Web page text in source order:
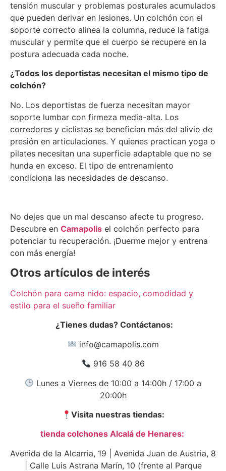
tensión muscular y problemas posturales acumulados
que pueden derivar en lesiones. Un colchón con el
soporte correcto alinea la columna, reduce la fatiga
muscular y permite que el cuerpo se recupere en la
postura adecuada cada noche.
¿Todos los deportistas necesitan el mismo tipo de
colchón?
No. Los deportistas de fuerza necesitan mayor
soporte lumbar con firmeza media-alta. Los
corredores y ciclistas se benefician más del alivio de
presión en articulaciones. Y quienes practican yoga o
pilates necesitan una superficie adaptable que no se
hunda en exceso. El tipo de entrenamiento
condiciona las necesidades de descanso.
No dejes que un mal descanso afecte tu progreso.
Descubre en Camapolis el colchón perfecto para
potenciar tu recuperación. ¡Duerme mejor y entrena
con más energía!
Otros artículos de interés
Colchón para cama nido: espacio, comodidad y
estilo para el sueño familiar
¿Tienes dudas? Contáctanos:
info@camapolis.com
916 58 40 86
Lunes a Viernes de 10:00 a 14:00h / 17:00 a
20:00h
Visita nuestras tiendas:
tienda colchones Alcalá de Henares:
Avenida de la Alcarria, 19 | Avenida Juan de Austria, 8
| Calle Luis Astrana Marín, 10 (frente al Parque